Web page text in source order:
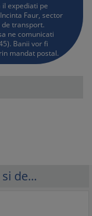
expediati pe
Faur, sector
transport.
ne comunicati
Banii vor fi
mandat postal.
de...